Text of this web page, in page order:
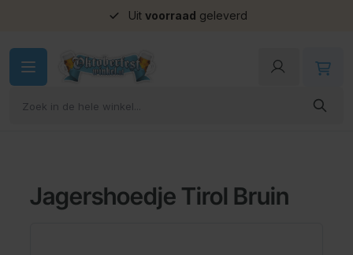
Uit voorraad geleverd
Jagershoedje Tirol Bruin